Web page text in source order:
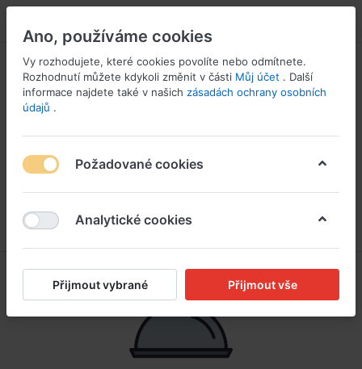
Ano, používáme cookies
Vy rozhodujete, které cookies povolíte nebo odmítnete.
Rozhodnutí můžete kdykoli změnit v části Můj účet . Další
informace najdete také v našich zásadách ochrany osobních
údajů .
Požadované cookies
Analytické cookies
Přijmout vybrané Přijmout vše